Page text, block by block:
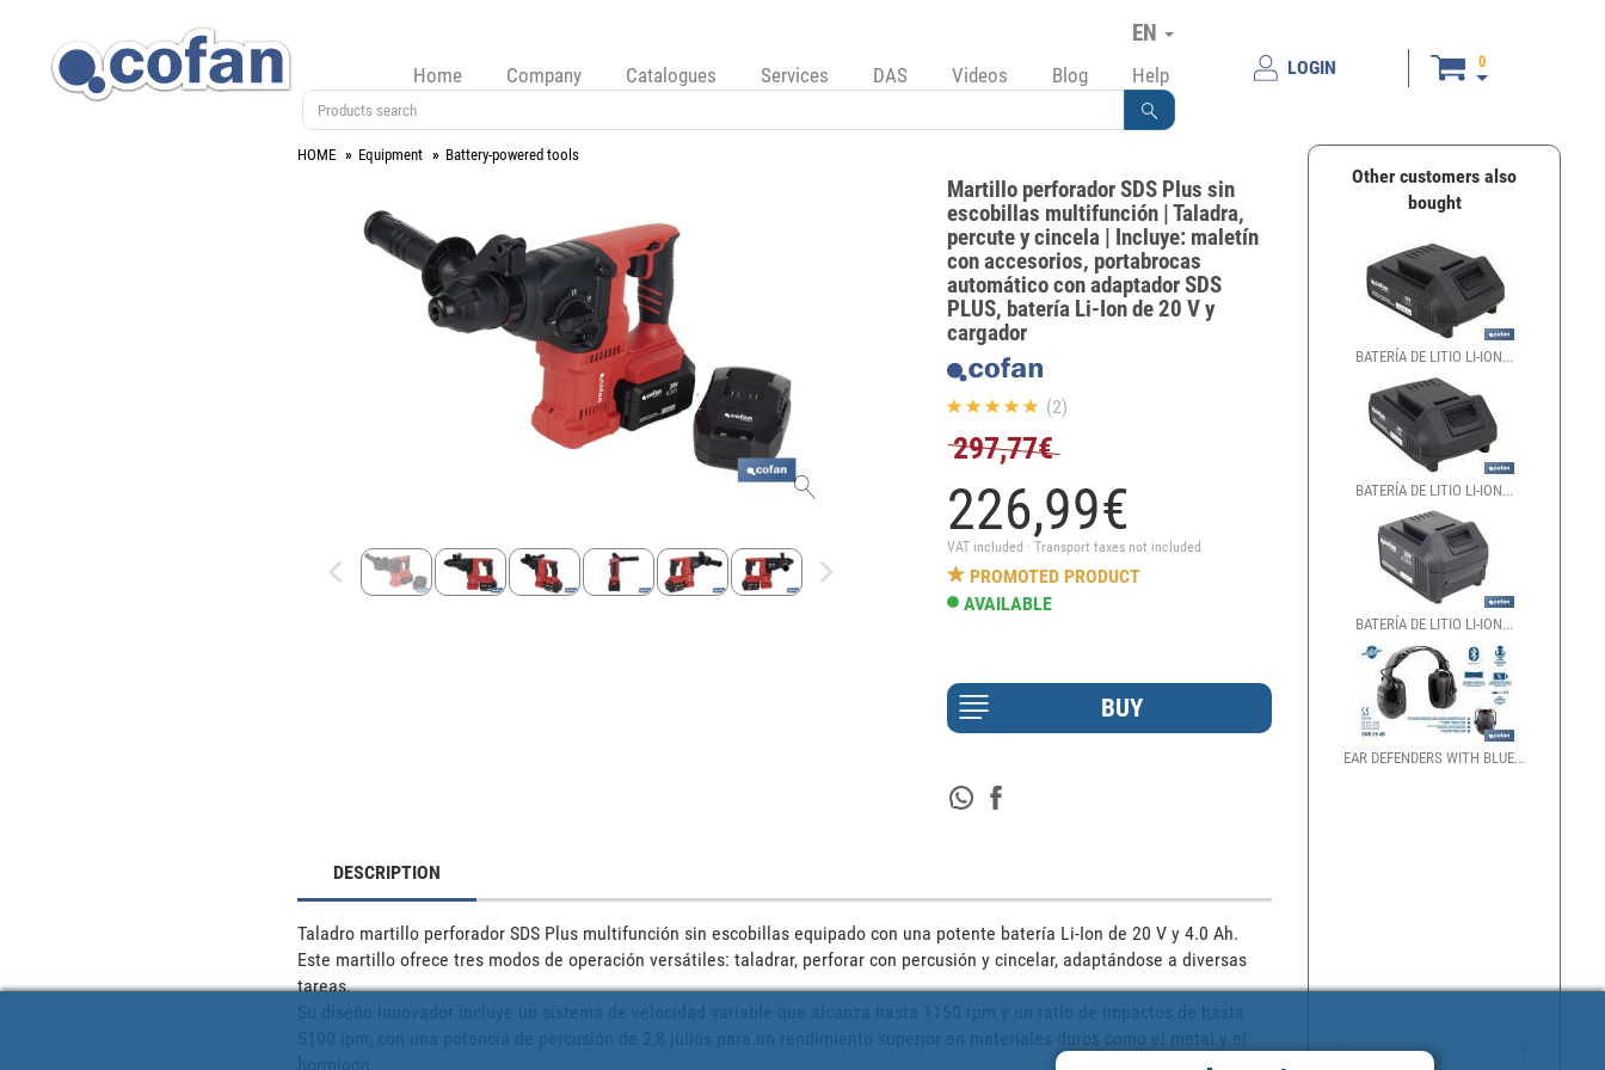
EN
Home Company Catalogues Services DAS Videos Blog Help LOGIN 0
HOME Equipment Battery-powered tools
Martillo perforador SDS Plus sin
escobillas multifunción | Taladra,
percute y cincela | Incluye: maletín
con accesorios, portabrocas
automático con adaptador SDS
PLUS, batería Li-Ion de 20 V y
cargador
(2)
297,77€
226,99€
VAT included · Transport taxes not included
PROMOTED PRODUCT
AVAILABLE
DESCRIPTION
Taladro martillo perforador SDS Plus multifunción sin escobillas equipado con una potente batería Li-Ion de 20 V y 4.0 Ah.
Este martillo ofrece tres modos de operación versátiles: taladrar, perforar con percusión y cincelar, adaptándose a diversas
tareas.
5100 ipm, con una potencia de percusión de 2,8 julios para un rendimiento superior en materiales duros como el metal y el
Other customers also
bought
BATERÍA DE LITIO LI-ION...
BATERÍA DE LITIO LI-ION...
BATERÍA DE LITIO LI-ION...
EAR DEFENDERS WITH BLUE...